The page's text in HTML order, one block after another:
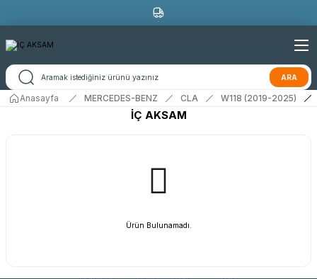
ARA
Anasayfa MERCEDES-BENZ CLA W118 (2019-2025)
İÇ AKSAM
Ürün Bulunamadı.